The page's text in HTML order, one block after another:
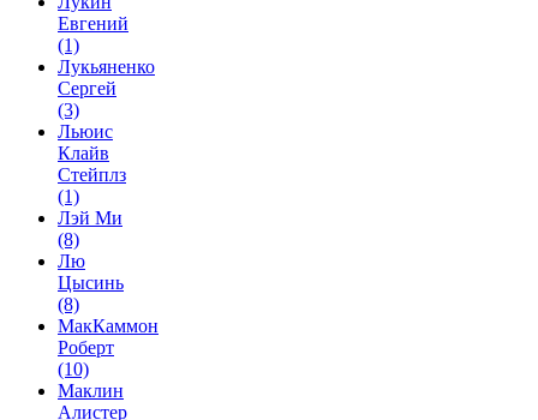
Евгений
(1)
Лукьяненко
Сергей
(3)
Льюис
Клайв
Стейплз
(1)
Лэй Ми
(8)
Лю
Цысинь
(8)
МакКаммон
Роберт
(10)
Маклин
Алистер